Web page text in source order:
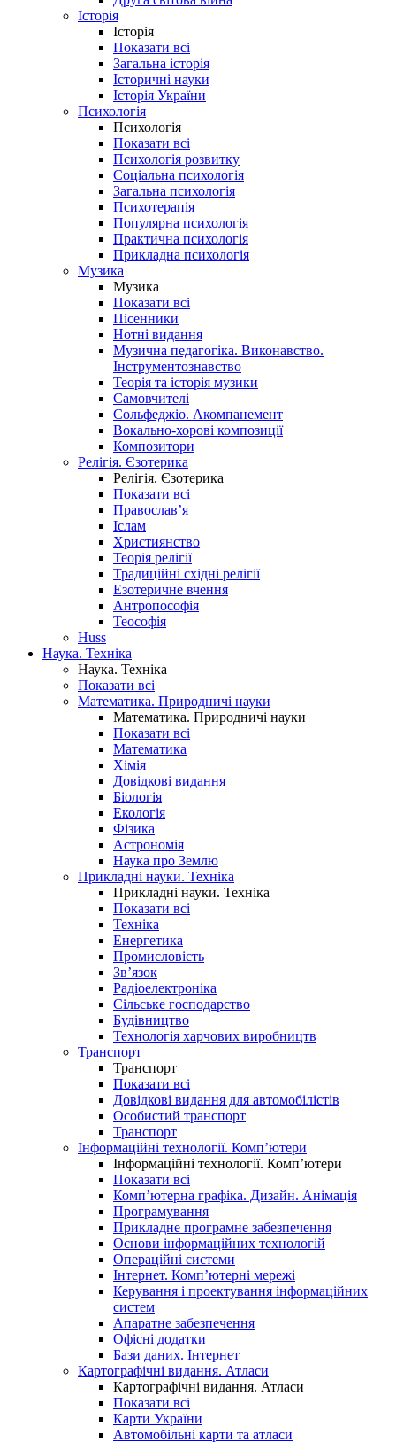
Історія
Історія
Показати всі
Загальна історія
Історичні науки
Історія України
Психологія
Психологія
Показати всі
Психологія розвитку
Соціальна психологія
Загальна психологія
Психотерапія
Популярна психологія
Практична психологія
Прикладна психологія
Музика
Музика
Показати всі
Пісенники
Нотні видання
Музична педагогіка. Виконавство.
Інструментознавство
Теорія та історія музики
Самовчителі
Сольфеджіо. Акомпанемент
Вокально-хорові композиції
Композитори
Релігія. Єзотерика
Релігія. Єзотерика
Показати всі
Православ’я
Іслам
Християнство
Теорія релігії
Традиційні східні релігії
Езотеричне вчення
Антропософія
Теософія
Huss
Наука. Техніка
Наука. Техніка
Показати всі
Математика. Природничі науки
Математика. Природничі науки
Показати всі
Математика
Хімія
Довідкові видання
Біологія
Екологія
Фізика
Астрономія
Наука про Землю
Прикладні науки. Техніка
Прикладні науки. Техніка
Показати всі
Техніка
Енергетика
Промисловість
Зв’язок
Радіоелектроніка
Сільське господарство
Будівництво
Технологія харчових виробництв
Транспорт
Транспорт
Показати всі
Довідкові видання для автомобілістів
Особистий транспорт
Транспорт
Інформаційні технології. Комп’ютери
Інформаційні технології. Комп’ютери
Показати всі
Комп’ютерна графіка. Дизайн. Анімація
Програмування
Прикладне програмне забезпечення
Основи інформаційних технологій
Операційні системи
Інтернет. Комп’ютерні мережі
Керування і проектування інформаційних
систем
Апаратне забезпечення
Офісні додатки
Бази даних. Інтернет
Картографічні видання. Атласи
Картографічні видання. Атласи
Показати всі
Карти України
Автомобільні карти та атласи